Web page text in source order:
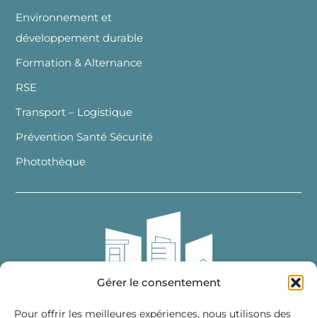
Gérer le consentement
Pour offrir les meilleures expériences, nous utilisons des
Environnement et
développement durable
Formation & Alternance
RSE
Transport – Logistique
Prévention Santé Sécurité
Photothèque